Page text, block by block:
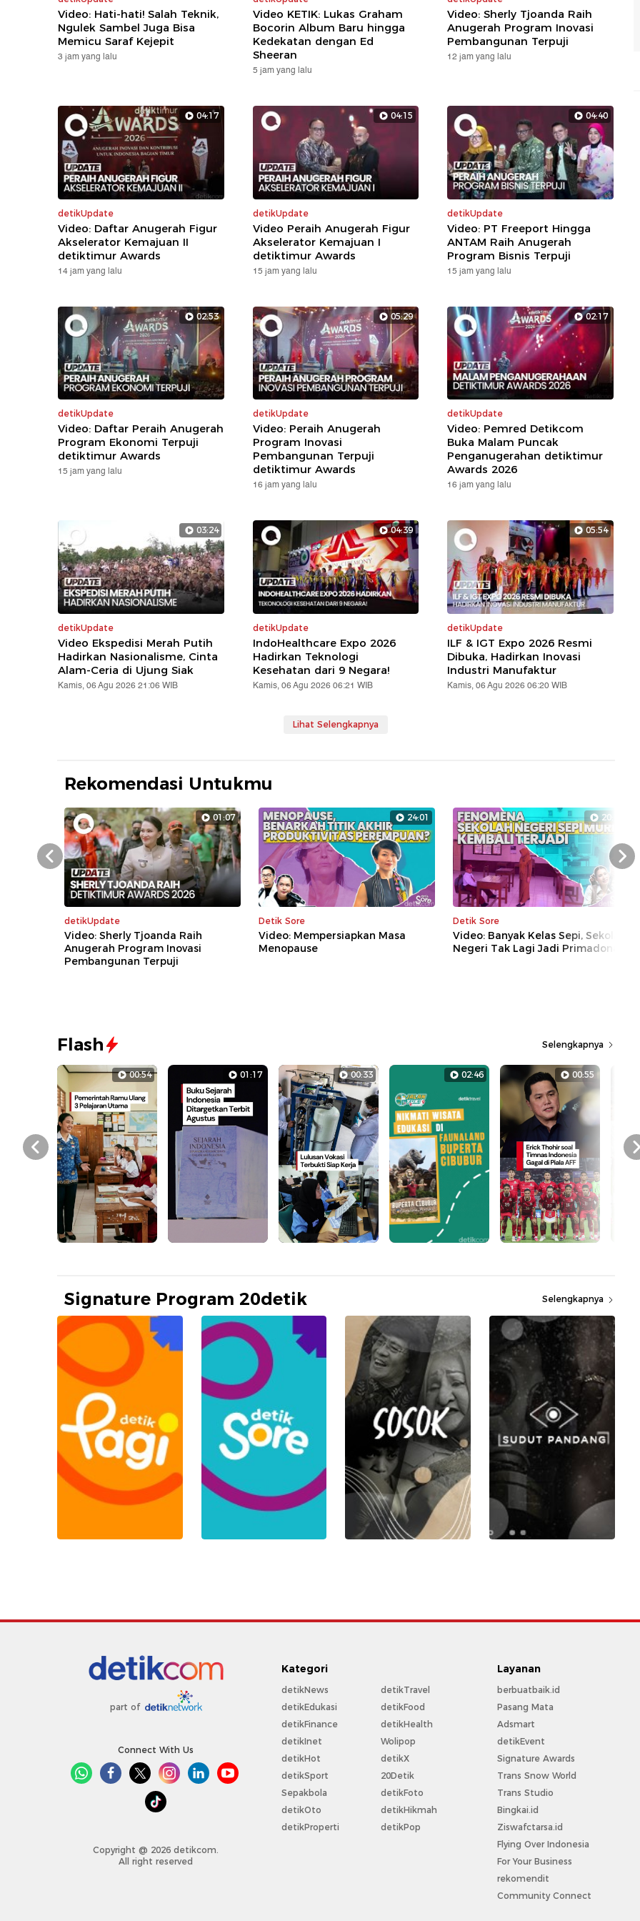
Video: Hati-hati! Salah Teknik,
Ngulek Sambel Juga Bisa
Memicu Saraf Kejepit
3 jam yang lalu
Video KETIK: Lukas Graham
Bocorin Album Baru hingga
Kedekatan dengan Ed
Sheeran
5 jam yang lalu
Video: Sherly Tjoanda Raih
Anugerah Program Inovasi
Pembangunan Terpuji
12 jam yang lalu
04:17
detikUpdate
Video: Daftar Anugerah Figur
Akselerator Kemajuan II
detiktimur Awards
14 jam yang lalu
04:15
detikUpdate
Video Peraih Anugerah Figur
Akselerator Kemajuan I
detiktimur Awards
15 jam yang lalu
04:40
detikUpdate
Video: PT Freeport Hingga
ANTAM Raih Anugerah
Program Bisnis Terpuji
15 jam yang lalu
02:53
detikUpdate
Video: Daftar Peraih Anugerah
Program Ekonomi Terpuji
detiktimur Awards
15 jam yang lalu
05:29
detikUpdate
Video: Peraih Anugerah
Program Inovasi
Pembangunan Terpuji
detiktimur Awards
16 jam yang lalu
02:17
detikUpdate
Video: Pemred Detikcom
Buka Malam Puncak
Penganugerahan detiktimur
Awards 2026
16 jam yang lalu
03:24
detikUpdate
Video Ekspedisi Merah Putih
Hadirkan Nasionalisme, Cinta
Alam-Ceria di Ujung Siak
Kamis, 06 Agu 2026 21:06 WIB
04:39
detikUpdate
IndoHealthcare Expo 2026
Hadirkan Teknologi
Kesehatan dari 9 Negara!
Kamis, 06 Agu 2026 06:21 WIB
05:54
detikUpdate
ILF & IGT Expo 2026 Resmi
Dibuka, Hadirkan Inovasi
Industri Manufaktur
Kamis, 06 Agu 2026 06:20 WIB
Lihat Selengkapnya
Rekomendasi Untukmu
01:07
detikUpdate
Video: Sherly Tjoanda Raih
Anugerah Program Inovasi
Pembangunan Terpuji
24:01
Detik Sore
Video: Mempersiapkan Masa
Menopause
20:11
Detik Sore
Video: Banyak Kelas Sepi, Sekolah
Negeri Tak Lagi Jadi Primadona?
Prev Next
Flash Selengkapnya
00:54 01:17 00:33 02:46 00:55
Prev
Signature Program 20detik Selengkapnya
part of
Connect With Us
Copyright @ 2026 detikcom.
All right reserved
Kategori
detikNews
detikEdukasi
detikFinance
detikInet
detikHot
detikSport
Sepakbola
detikOto
detikProperti
detikTravel
detikFood
detikHealth
Wolipop
detikX
20Detik
detikFoto
detikHikmah
detikPop
Layanan
berbuatbaik.id
Pasang Mata
Adsmart
detikEvent
Signature Awards
Trans Snow World
Trans Studio
Bingkai.id
Ziswafctarsa.id
Flying Over Indonesia
For Your Business
rekomendit
Community Connect